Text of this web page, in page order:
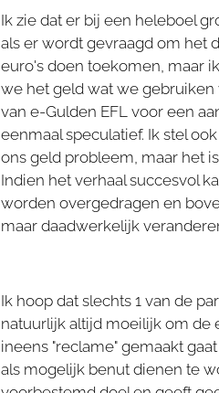
Ik zie dat er bij een heleboel
als er wordt gevraagd om het
euro's doen toekomen, maar
we het geld wat we gebruiken
van e-Gulden EFL voor een
eenmaal speculatief. Ik stel
ons geld probleem, maar het
Indien het verhaal succesvol
worden overgedragen en
maar daadwerkelijk
Ik hoop dat slechts 1 van de
natuurlijk altijd moeilijk om de
ineens "reclame" gemaakt
als mogelijk benut dienen te